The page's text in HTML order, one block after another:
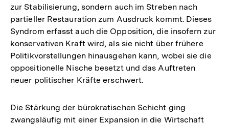
zur Stabilisierung, sondern auch im Streben nach
partieller Restauration zum Ausdruck kommt. Dieses
Syndrom erfasst auch die Opposition, die insofern zur
konservativen Kraft wird, als sie nicht über frühere
Politikvorstellungen hinausgehen kann, wobei sie die
oppositionelle Nische besetzt und das Auftreten
neuer politischer Kräfte erschwert.
Die Stärkung der bürokratischen Schicht ging
zwangsläufig mit einer Expansion in die Wirtschaft